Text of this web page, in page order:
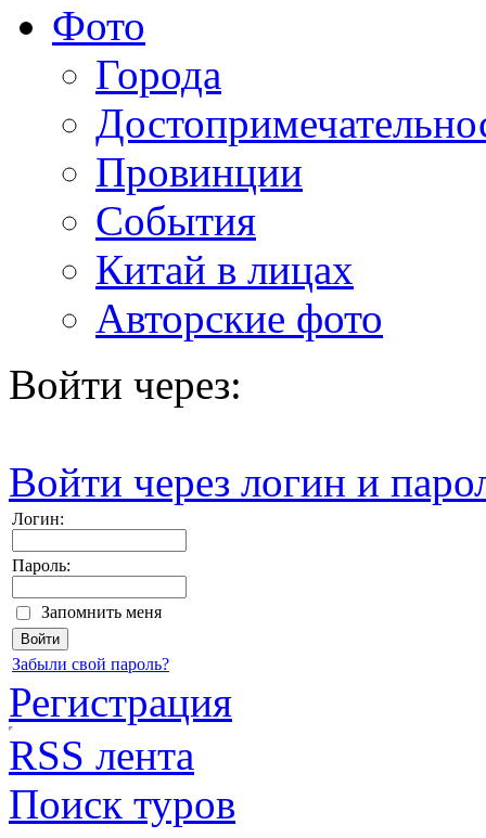
Фото
Города
Провинции
События
Китай в лицах
Авторские фото
Войти через:
Войти через логин и
Логин:
Пароль:
Запомнить меня
Забыли свой пароль?
Регистрация
RSS лента
Поиск туров